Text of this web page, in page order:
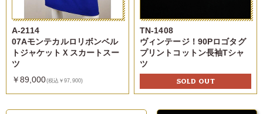
A-2114
07Aモンテカルロリボンベル
トジャケットＸスカートスー
ツ
￥89,000(税込￥97,900)
TN-1408
ヴィンテージ！90Pロゴタグ
プリントコットン長袖Tシャ
ツ
SOLD OUT